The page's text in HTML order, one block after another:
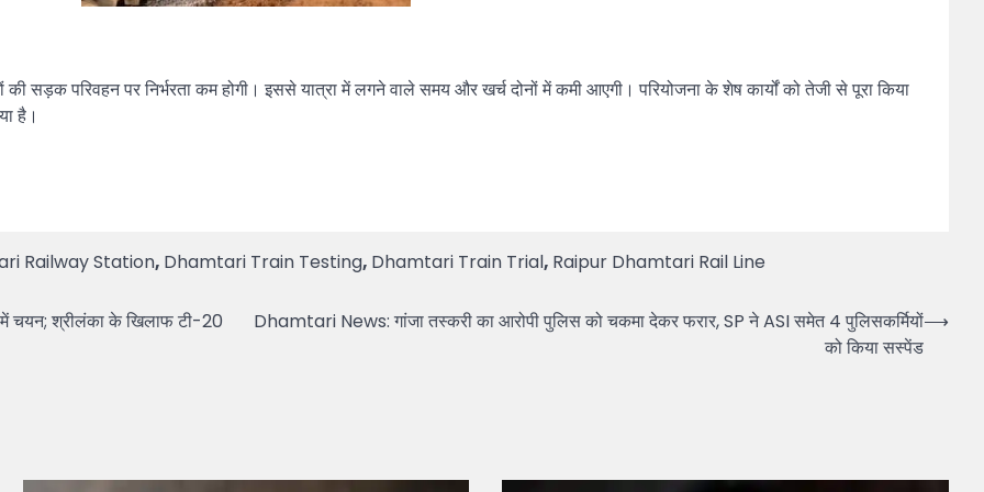
सड़क परिवहन पर निर्भरता कम होगी। इससे यात्रा में लगने वाले समय और खर्च दोनों में कमी आएगी। परियोजना के शेष कार्यों को तेजी से पूरा किया
है।
Railway Station, Dhamtari Train Testing, Dhamtari Train Trial, Raipur Dhamtari Rail Line
में चयन; श्रीलंका के खिलाफ टी-20
Dhamtari News: गांजा तस्करी का आरोपी पुलिस को चकमा देकर फरार, SP ने ASI समेत 4 पुलिसकर्मियों
को किया सस्पेंड
⟶